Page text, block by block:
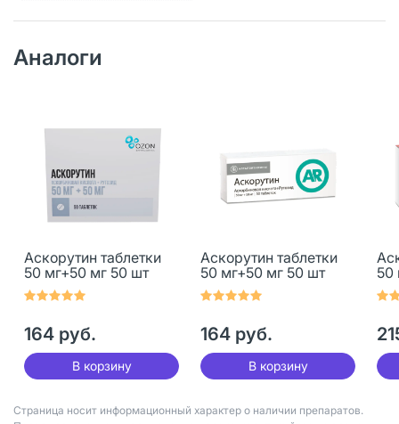
Аналоги
Аскорутин таблетки
50 мг+50 мг 50 шт
164 руб.
В корзину
Аскорутин таблетки
50 мг+50 мг 50 шт
164 руб.
В корзину
50
Страница носит информационный характер о наличии препаратов.